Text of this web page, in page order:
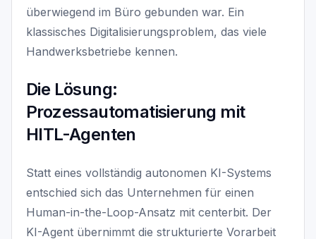
überwiegend im Büro gebunden war. Ein
klassisches Digitalisierungsproblem, das viele
Handwerksbetriebe kennen.
Die Lösung:
Prozessautomatisierung mit
HITL-Agenten
Statt eines vollständig autonomen KI-Systems
entschied sich das Unternehmen für einen
Human-in-the-Loop-Ansatz mit centerbit. Der
KI-Agent übernimmt die strukturierte Vorarbeit